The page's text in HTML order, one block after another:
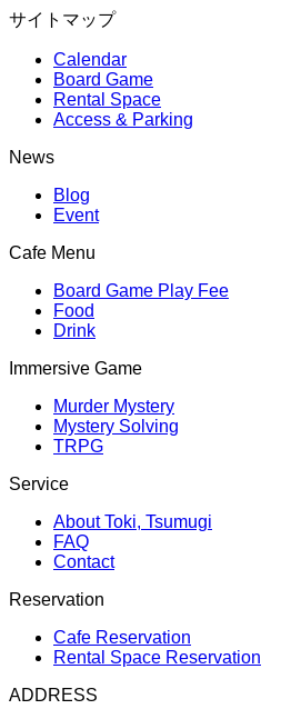
サイトマップ
Calendar
Board Game
Rental Space
Access & Parking
News
Blog
Event
Cafe Menu
Board Game Play Fee
Food
Drink
Immersive Game
Murder Mystery
Mystery Solving
TRPG
Service
About Toki, Tsumugi
FAQ
Contact
Reservation
Cafe Reservation
Rental Space Reservation
ADDRESS